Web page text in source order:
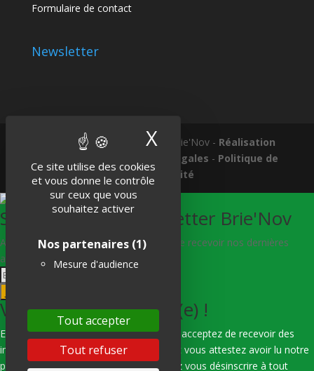
Ce site utilise des cookies
et vous donne le contrôle
sur ceux que vous
souhaitez activer
Nos partenaires (1)
Mesure d'audience
Tout accepter
Tout refuser
X Masquer le
Formulaire de contact
Newsletter
Tous droits réservés © 2018 Brie'Nov - Réalisation
Mentions légales - Politique de
confidentialité
S'abonner à la Newsletter Brie'Nov
Abonnez-vous à notre newsletter afin de recevoir nos dernières
actualités.
Vous êtes bien inscrit(e) !
En indiquant votre adresse e-mail, vous acceptez de recevoir des
informations de notre part via e-mail, et vous attestez avoir lu notre
politique de confidentialité. Vous pouvez vous désinscrire à tout